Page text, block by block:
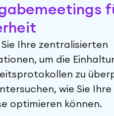
Ihre zentralisierten
um die
zu
wie Sie Ihre
optimieren können.